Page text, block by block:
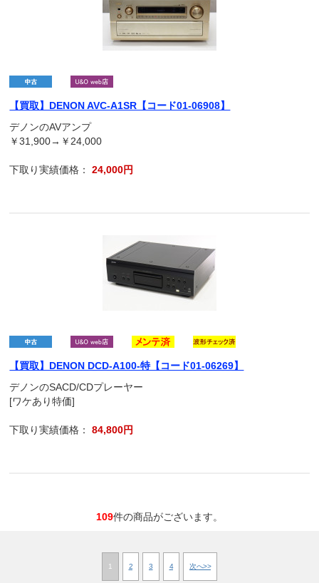
【買取】DENON AVC-A1SR【コード01-06908】
デノンのAVアンプ
￥31,900→￥24,000
下取り実績価格：24,000円
【買取】DENON DCD-A100-特【コード01-06269】
デノンのSACD/CDプレーヤー
[ワケあり特価]
下取り実績価格：84,800円
109件の商品がございます。
1 2 3 4 次へ>>